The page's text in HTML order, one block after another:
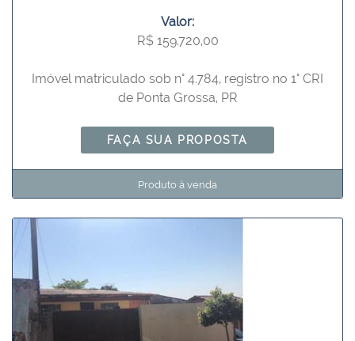
Valor:
R$ 159.720,00
Imóvel matriculado sob n° 4.784, registro no 1° CRI
de Ponta Grossa, PR
FAÇA SUA PROPOSTA
Produto à venda